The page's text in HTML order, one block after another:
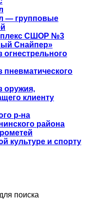
— групповые
СШОР №3
Снайпер»
огнестрельного
пневматического
оружия,
клиенту
р-на
района
культуре и спорту
поиска